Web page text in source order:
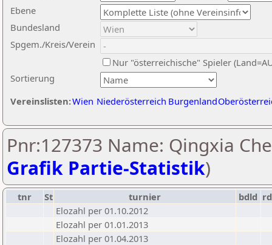
Ebene
Sortierung
Bundesland
Spgem./Kreis/Verein
Nur "österreichische" Spieler
Vereinslisten:Wien Niederösterreich Burgenland
Pnr:127373 Name: Qingxia
Grafik Partie-Statistik)
tnr St turnier bdld rd
Elozahl per 01.10.2012
Elozahl per 01.01.2013
Elozahl per 01.04.2013